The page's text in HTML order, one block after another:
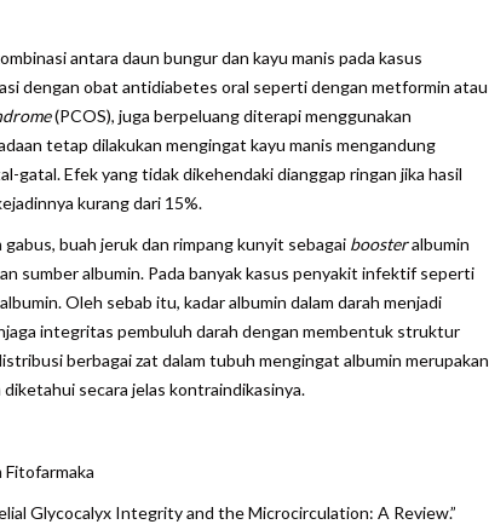
antara daun bungur dan kayu manis pada kasus
dengan obat antidiabetes oral seperti dengan metformin atau
(PCOS), juga berpeluang diterapi menggunakan
tetap dilakukan mengingat kayu manis mengandung
gatal. Efek yang tidak dikehendaki dianggap ringan jika hasil
kurang dari 15%.
buah jeruk dan rimpang kunyit sebagai boosteralbumin
sumber albumin. Pada banyak kasus penyakit infektif seperti
Oleh sebab itu, kadar albumin dalam darah menjadi
integritas pembuluh darah dengan membentuk struktur
berbagai zat dalam tubuh mengingat albumin merupakan
secara jelas kontraindikasinya.
Glycocalyx Integrity and the Microcirculation: A Review.”